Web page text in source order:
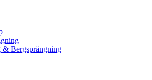
& Bergsprängning